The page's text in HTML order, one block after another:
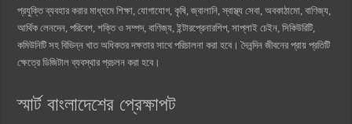
প্রযুক্তি ব্যবহার করার মাধ্যমে শিক্ষা, যোগাযোগ, কৃষি, জ্বালানি, স্বাস্থ্য সেবা, অবকাঠামো, বাণিজ্য,
আর্থিক লেনদেন, পরিবেশ, শক্তি ও সম্পদ, বাণিজ্য, ইন্টারপ্রেনারশিপ, সাপ্লাই চেইন, সিকিউরিটি,
কমিউনিটি সহ বিভিন্ন খাত অধিকতর দক্ষতার সাথে পরিচালনা করা হবে। দৈনন্দিন জীবনের প্রায় প্রতিটি
ক্ষেত্রে ডিজিটাল ব্যবস্থার প্রচলন করা হবে।
স্মার্ট বাংলাদেশের প্রেক্ষাপট